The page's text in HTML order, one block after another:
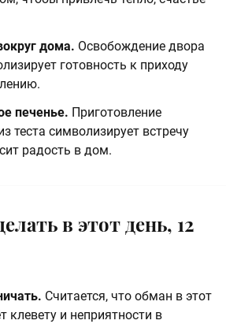
дома. Освобождение двора
готовность к приходу
печенье. Приготовление
теста символизирует встречу
радость в дом.
в этот день, 12
Считается, что обман в этот
клевету и неприятности в